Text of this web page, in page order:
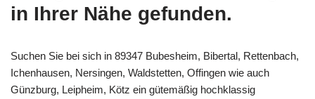
in Ihrer Nähe gefunden.
Suchen Sie bei sich in 89347 Bubesheim, Bibertal, Rettenbach,
Ichenhausen, Nersingen, Waldstetten, Offingen wie auch
Günzburg, Leipheim, Kötz ein gütemäßig hochklassig